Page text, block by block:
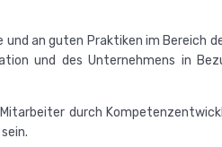
an guten Praktiken im Bereich
und des Unternehmens in
durch